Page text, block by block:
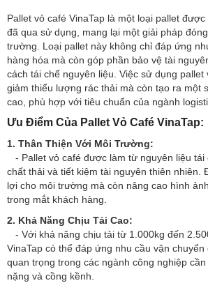
Pallet vỏ café VinaTap là một loại pallet
đã qua sử dụng, mang lại một giải pháp
trường. Loại pallet này không chỉ đáp ứng
hàng hóa mà còn góp phần bảo vệ tài
cách tái chế nguyên liệu. Việc sử dụng pallet
giảm thiểu lượng rác thải mà còn tạo ra một
cao, phù hợp với tiêu chuẩn của ngành
Ưu Điểm Của Pallet Vỏ Café VinaTap:
1. Thân Thiện Với Môi Trường:
- Pallet vỏ café được làm từ nguyên liệu tái
chất thải và tiết kiệm tài nguyên thiên nhiên.
lợi cho môi trường mà còn nâng cao hình
trong mắt khách hàng.
2. Khả Năng Chịu Tải Cao:
- Với khả năng chịu tải từ 1.000kg đến
VinaTap có thể đáp ứng nhu cầu vận
quan trọng trong các ngành công nghiệp
nặng và cồng kềnh.